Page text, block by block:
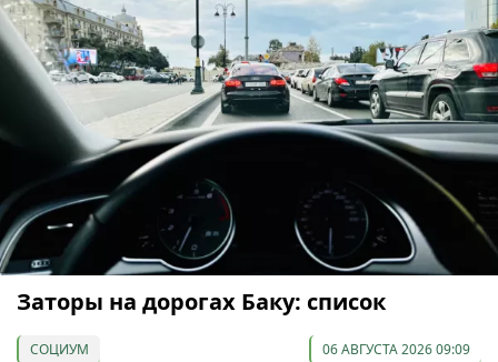
Заторы на дорогах Баку: список
СОЦИУМ 06 АВГУСТА 2026 09:09